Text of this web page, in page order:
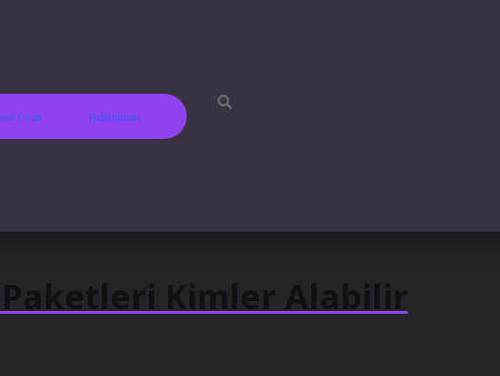
Uyarı Hakkımızda
Kimler Alabilir